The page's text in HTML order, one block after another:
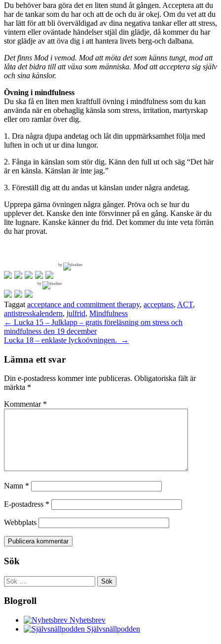
Du behöver bara göra det en liten stund åt gången. Acceptera att du
har de tankar som du har och att de och du är okej. Om du vet att du
har lätt för att bli överväldigad av dina negativa tankar eller att stress,
vintern eller oväntade händelser stjäl din glädje, då kommer du har
stor glädje av att öva dig i att hantera livets berg-och dalbana.
Det finns Mod i vemod. Mod att möta det som känns tungt, mod att
låta det bidra till att växa som människa. Mod att acceptera sig själv
och sina känslor.
Övning i mindfulness
Du ska få en liten men kraftfull övning i mindfulness som du kan
använda när en obehaglig känsla som stress, irritation, martyrskap
eller oro ramlar över dig.
1. Dra några djupa andetag och låt din uppmärksamhet följa med
luften in och ut ur dina lungor.
2. Fånga in känslan som stör dig. Känn den full ut och säg “Det här
är en känsla. Känslan är inte jag.”
3. Föreställ dig att du andas ut känslan under några andetag.
Upprepa gärna övningen några gånger. Pröva och se hur du
upplever det. Kanske den inte försvinner på en gång. Kanske är du
lite lugnare. Kanske känner du frid. Det kommer du inte veta förrän
du har provat.
by
by
Taggat acceptance and commitment therapy, acceptans, ACT,
antistresskalendern, julfrid, Mindfulness
Inläggsnavigering
← Lucka 15 – Julklapp – gratis föreläsning om stress och
mindfulness den 19 december
Lucka 18 – enklaste lyckoövningen.
→
Lämna ett svar
Din e-postadress kommer inte publiceras. Obligatoriska fält är
märkta *
Kommentar *
Namn *
E-postadress *
Webbplats
Sök
Sök
efter:
Blogroll
Nyhetsbrev
Självsnällpodden